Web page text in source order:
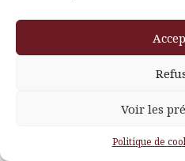
Voir les
Politique de